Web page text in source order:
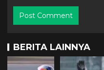
BERITA LAINNYA